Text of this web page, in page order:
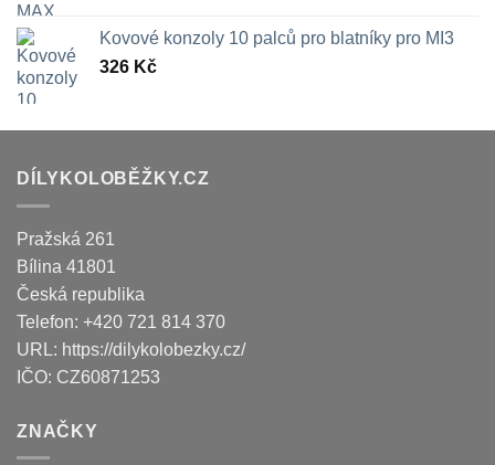
Kovové konzoly 10 palců pro blatníky pro MI3
326 Kč
DÍLYKOLOBĚŽKY.CZ
Pražská 261
Bílina 41801
Česká republika
Telefon: +420 721 814 370
URL: https://dilykolobezky.cz/
IČO: CZ60871253
ZNAČKY